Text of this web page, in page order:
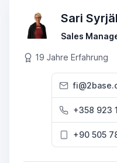
Sari
Sales
19 Jahre Erfahrung
+358 923
+90 505